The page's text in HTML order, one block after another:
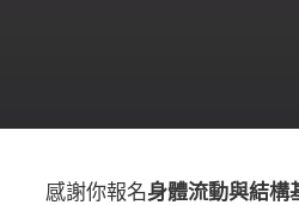
感謝你報名身體流動與結